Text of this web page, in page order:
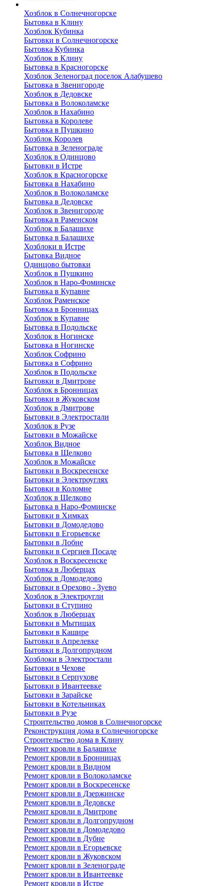
Хозблок в Солнечногорске
Бытовка в Клину
Хозблок Кубинка
Бытовки в Солнечногорске
Бытовка Кубинка
Хозблок в Клину
Бытовка в Красногорске
Хозблок Зеленоград поселок Алабушево
Бытовка в Звенигороде
Хозблок в Дедовске
Бытовка в Волоколамске
Хозблок в Нахабино
Бытовка в Королеве
Бытовкa в Пушкино
Хозблок Королев
Бытовка в Зеленограде
Хозблок в Одинцово
Бытовки в Истре
Хозблок в Красногорске
Бытовка в Нахабино
Хозблок в Волоколамске
Бытовкa в Дедовске
Хозблок в Звенигороде
Бытовка в Раменском
Хозблок в Балашихе
Бытовкa в Балашихе
Хозблоки в Истре
Бытовка Видное
Одинцово бытовки
Хозблок в Пушкино
Хозблок в Наро-Фоминске
Бытовка в Купавне
Хозблок Раменское
Бытовка в Бронницах
Хозблок в Купавне
Бытовка в Подольске
Хозблок в Ногинске
Бытовка в Ногинске
Хозблок Софрино
Бытовка в Софрино
Хозблок в Подольске
Бытовки в Дмитрове
Хозблок в Бронницах
Бытовки в Жуковском
Хозблок в Дмитрове
Бытовки в Электростали
Хозблок в Рузе
Бытовки в Можайске
Хозблок Видное
Бытовкa в Щелково
Хозблок в Можайске
Бытовки в Воскресенске
Бытовки в Электроуглях
Бытовки в Коломне
Хозблок в Щелково
Бытовка в Наро-Фоминске
Бытовки в Химках
Бытовки в Домодедово
Бытовки в Егорьевске
Бытовки в Лобне
Бытовки в Сергиев Посаде
Хозблок в Воскресенске
Бытовка в Люберцах
Хозблок в Домодедово
Бытовки в Орехово - Зуево
Хозблок в Электроугли
Бытовки в Ступино
Хозблок в Люберцах
Бытовки в Мытищах
Бытовки в Кашире
Бытовки в Апрелевке
Бытовки в Долгопрудном
Хозблоки в Электростали
Бытовки в Чехове
Бытовки в Серпухове
Бытовки в Ивантеевке
Бытовки в Зарайске
Бытовки в Котельниках
Бытовки в Рузе
Строительство домов в Солнечногорске
Реконструкция дома в Солнечногорске
Строительство дома в Клину
Ремонт кровли в Балашихе
Ремонт кровли в Бронницах
Ремонт кровли в Видном
Ремонт кровли в Волоколамске
Ремонт кровли в Воскресенске
Ремонт кровли в Дзержинске
Ремонт кровли в Дедовске
Ремонт кровли в Дмитрове
Ремонт кровли в Долгопрудном
Ремонт кровли в Домодедово
Ремонт кровли в Дубне
Ремонт кровли в Егорьевске
Ремонт кровли в Жуковском
Ремонт кровли в Зеленограде
Ремонт кровли в Ивантеевке
Ремонт кровли в Истре